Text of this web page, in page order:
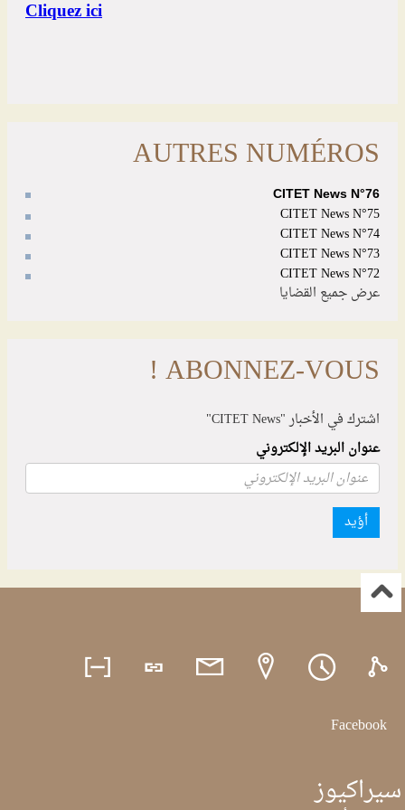
AUTRES NUMÉROS
CITET News N°76
CITET News N°75
CITET News N°74
CITET News N°73
CITET News N°72
عرض جميع القضايا
ABONNEZ-VOUS !
اشترك في الأخبار "CITET News"
عنوان البريد الإلكتروني
أؤيد
Facebook
سيراكيوز